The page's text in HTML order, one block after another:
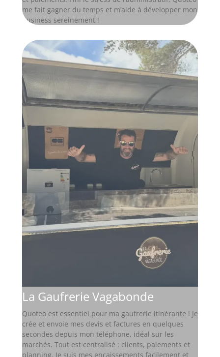
me fait gagner du temps et m’aide à développer mon
business sereinement !
La Gaufrerie Vagabonde
Quoteo est essentiel pour ma gaufrerie itinérante ! Je
crée et envoie mes devis et factures en quelques
secondes depuis mon téléphone, idéal sur les
marchés. Tout est centralisé : clients, paiements et
planning. Je suis mes encaissements facilement et